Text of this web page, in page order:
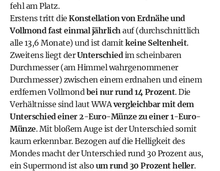
fehl am Platz.
Erstens tritt die Konstellation von Erdnähe und
Vollmond fast einmal jährlich auf (durchschnittlich
alle 13,6 Monate) und ist damit keine Seltenheit.
Zweitens liegt derUnterschied im scheinbaren
Durchmesser (am Himmel wahrgenommener
Durchmesser) zwischen einem erdnahen und einem
erdfernen Vollmond bei nur rund 14 Prozent. Die
Verhältnisse sind laut WWA vergleichbar mit dem
Unterschied einer 2-Euro-Münze zu einer 1-Euro-
Münze. Mit bloßem Auge ist der Unterschied somit
kaum erkennbar. Bezogen auf die Helligkeit des
Mondes macht der Unterschied rund 30 Prozent aus,
ein Supermond ist also um rund 30 Prozent heller.